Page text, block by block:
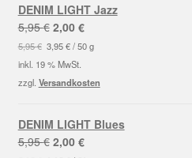
DENIM LIGHT Jazz
5,95€ Ursprünglicher
Preis
war:
5,95 €
2,00 €Aktueller
Preis
2,00 €.
5,95€ 3,95€/50 g
inkl. 19 % MwSt.
zzgl. Versandkosten
DENIM LIGHT Blues
5,95€ Ursprünglicher
2,00 €Aktueller